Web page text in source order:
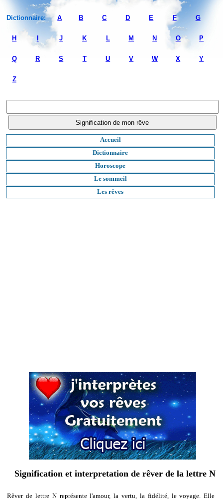
Dictionnaire: A B C D E F G
H J K L M N O P
Q R S T U V W X Y
Z
Accueil
Dictionnaire
Horoscope
Le sommeil
Les rêves
Signification et interpretation de rêver de la lettre N
Rêver de lettre N représente l'amour, la vertu, la fidélité, le voyage. Elle